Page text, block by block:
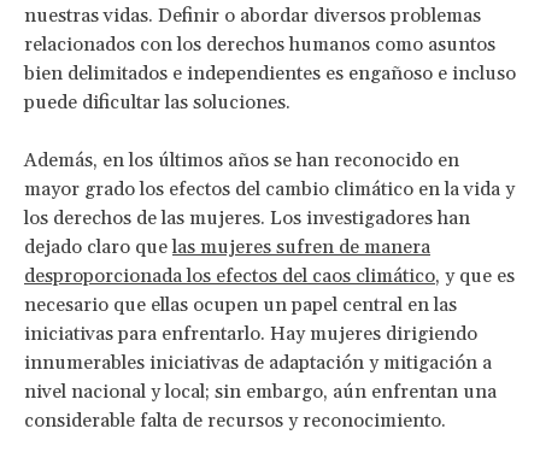
nuestras vidas. Definir o abordar diversos problemas
relacionados con los derechos humanos como asuntos
bien delimitados e independientes es engañoso e incluso
puede dificultar las soluciones.
Además, en los últimos años se han reconocido en
mayor grado los efectos del cambio climático en la vida y
los derechos de las mujeres. Los investigadores han
dejado claro quelas mujeres sufren de manera
desproporcionada los efectos del caos climático, y que es
necesario que ellas ocupen un papel central en las
iniciativas para enfrentarlo. Hay mujeres dirigiendo
innumerables iniciativas de adaptación y mitigación a
nivel nacional y local; sin embargo, aún enfrentan una
considerable falta de recursos y reconocimiento.